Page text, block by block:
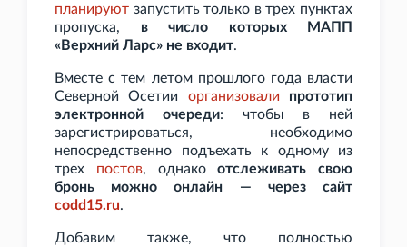
планируют запустить только в трех пунктах
пропуска, в число которых МАПП
«Верхний Ларс» не входит.
Вместе с тем летом прошлого года власти
Северной Осетии организовали
прототип
электронной очереди: чтобы в ней
зарегистрироваться, необходимо
непосредственно подъехать к одному из
трех постов, однакоотслеживать свою
бронь можно онлайн — через сайт
codd15.ru.
Добавим также, что полностью